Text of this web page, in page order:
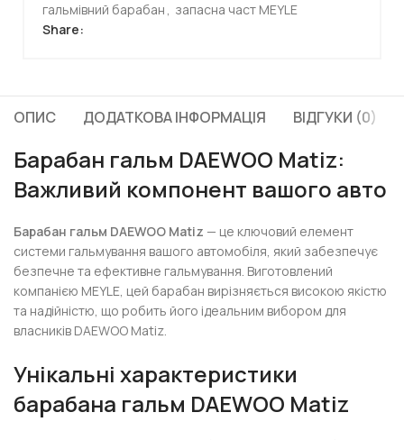
гальмівний барабан , запасна част MEYLE
Share:
ОПИС ДОДАТКОВА ІНФОРМАЦІЯ ВІДГУКИ (0)
Барабан гальм DAEWOO Matiz:
Важливий компонент вашого авто
Барабан гальм DAEWOO Matiz — це ключовий елемент
системи гальмування вашого автомобіля, який забезпечує
безпечне та ефективне гальмування. Виготовлений
компанією MEYLE, цей барабан вирізняється високою якістю
та надійністю, що робить його ідеальним вибором для
власників DAEWOO Matiz.
Унікальні характеристики
барабана гальм DAEWOO Matiz